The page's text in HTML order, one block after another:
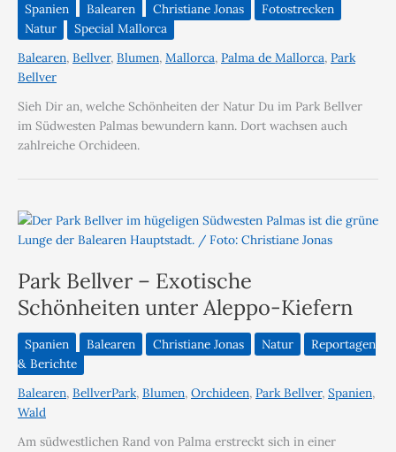
Spanien Balearen Christiane Jonas
Fotostrecken
Natur
Special Mallorca
Balearen, Bellver, Blumen, Mallorca, Palma de Mallorca, Park
Bellver
Sieh Dir an, welche Schönheiten der Natur Du im Park Bellver
im Südwesten Palmas bewundern kann. Dort wachsen auch
zahlreiche Orchideen.
Park Bellver – Exotische
Schönheiten unter Aleppo-Kiefern
Spanien Balearen Christiane Jonas Natur
Reportagen
& Berichte
Balearen, BellverPark, Blumen, Orchideen, Park Bellver, Spanien,
Wald
Am südwestlichen Rand von Palma erstreckt sich in einer